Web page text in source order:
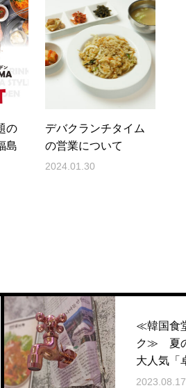
の
島
デバクランチタイム
の営業について
2024.01.30
≪韓国食堂スタンド デバ
ク≫ 夏の大感謝企画！
大人気「卓上チャミスル
飲み放題」が499円にて
2023.08.17